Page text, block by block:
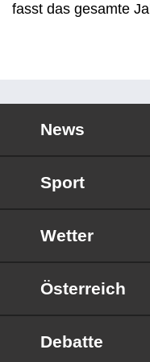
fasst das gesamte
News
Sport
Wetter
Österreich
Debatte